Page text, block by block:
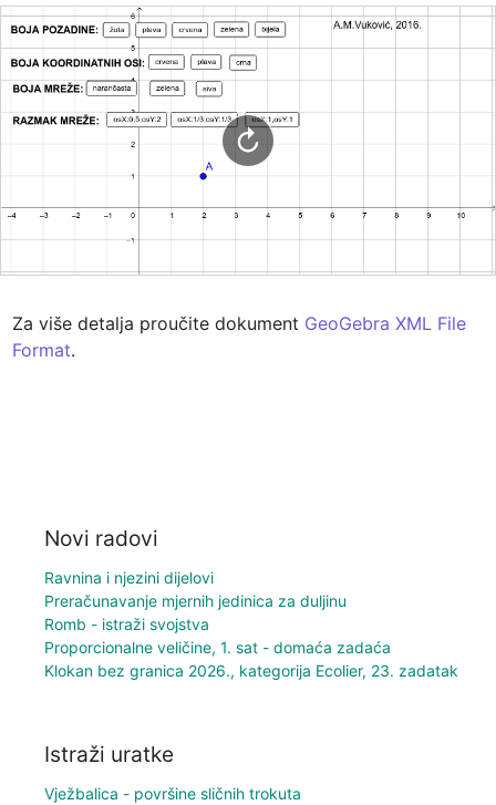
Za više detalja proučite dokument GeoGebra XML File
Format.
Novi radovi
Ravnina i njezini dijelovi
Preračunavanje mjernih jedinica za duljinu
Romb - istraži svojstva
Proporcionalne veličine, 1. sat - domaća zadaća
Klokan bez granica 2026., kategorija Ecolier, 23. zadatak
Istraži uratke
Vježbalica - površine sličnih trokuta